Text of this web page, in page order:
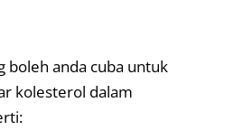
boleh anda cuba untuk
kolesterol dalam